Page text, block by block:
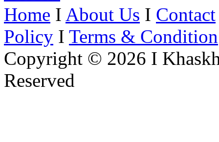
Home I About Us I Contact
Policy I Terms & Condition
Copyright © 2026 I
Reserved